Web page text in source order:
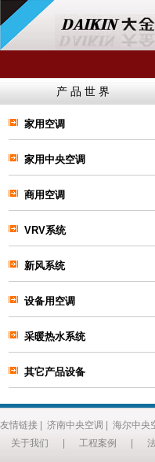
产 品 世 界
家用空调
家用中央空调
商用空调
VRV系统
新风系统
设备用空调
采暖热水系统
其它产品设备
友情链接 济南中央空调 海尔中央
关于我们
工程案例